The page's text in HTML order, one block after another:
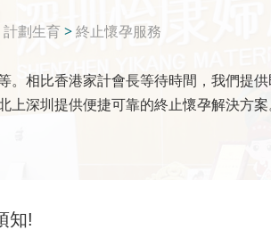
計劃生育>終止懷孕服務
相比香港家計會長等待時間，我們提
深圳提供便捷可靠的終止懷孕解決方案
知!